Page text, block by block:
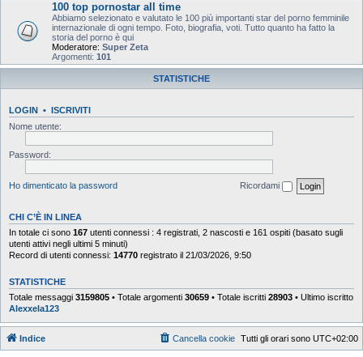
100 top pornostar all time
Abbiamo selezionato e valutato le 100 più importanti star del porno femminile
internazionale di ogni tempo. Foto, biografia, voti. Tutto quanto ha fatto la
storia del porno è qui
Moderatore: Super Zeta
Argomenti: 101
STATISTICHE
LOGIN • ISCRIVITI
Nome utente:
Password:
Ho dimenticato la password Ricordami
CHI C’È IN LINEA
In totale ci sono 167 utenti connessi : 4 registrati, 2 nascosti e 161 ospiti (basato sugli
utenti attivi negli ultimi 5 minuti)
Record di utenti connessi: 14770 registrato il 21/03/2026, 9:50
STATISTICHE
Totale messaggi 3159805 • Totale argomenti 30659 • Totale iscritti 28903 • Ultimo iscritto
Alexxela123
Indice Tutti gli orari sono UTC+02:00
Cancella cookie